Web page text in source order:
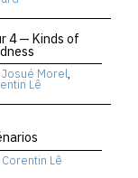
4 — Kinds of
Josué Morel,
Lê
Corentin Lê